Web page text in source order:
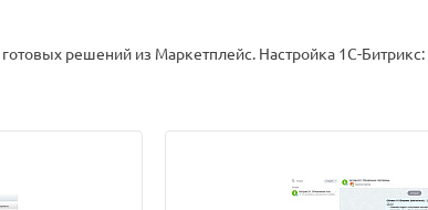
решений из Маркетплейс. Настройка 1С-